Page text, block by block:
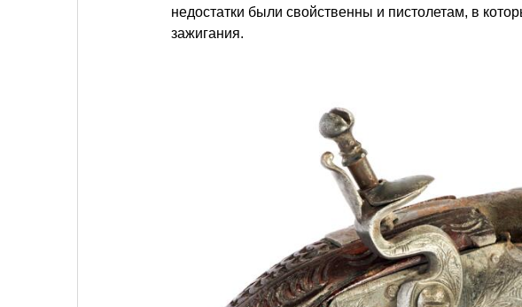
недостатки были свойственны и пистолетам, в
зажигания.